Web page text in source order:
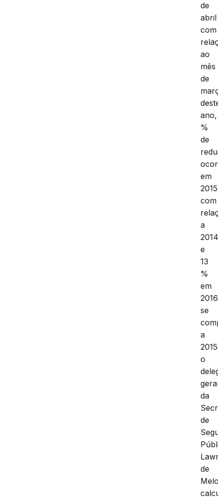
de
abril
com
ao
mês
de
ano,
%
de
em
2015
com
a
e
13
%
em
2016
se
a
o
da
de
de